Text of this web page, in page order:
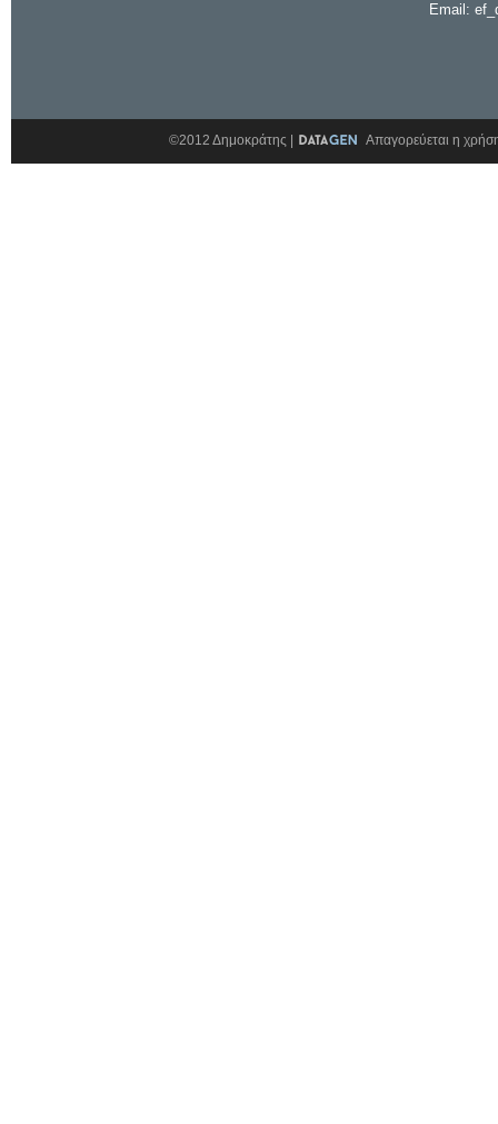
Email:
©2012 Δημοκράτης | Απαγορεύεται η